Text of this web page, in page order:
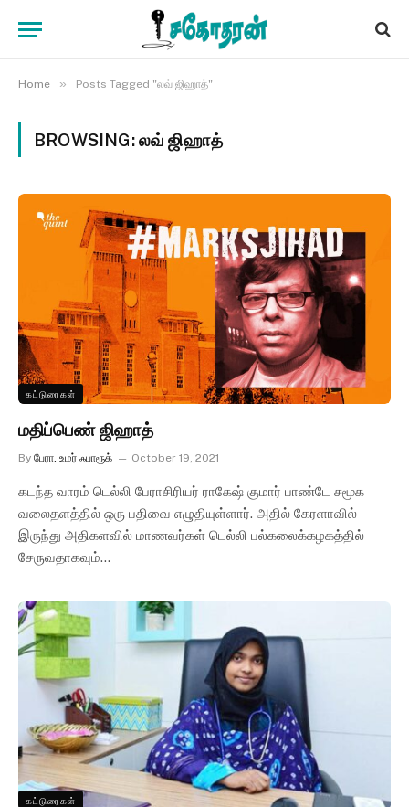
Home » Posts Tagged "லவ் ஜிஹாத்"
BROWSING:லவ் ஜிஹாத்
கட்டுரைகள்
மதிப்பெண் ஜிஹாத்
By பேரா. உமர் ஃபாரூக் October 19, 2021
கடந்த வாரம் டெல்லி பேராசிரியர் ராகேஷ் குமார் பாண்டே சமூக
வலைதளத்தில் ஒரு பதிவை எழுதியுள்ளார். அதில் கேரளாவில்
இருந்து அதிகளவில் மாணவர்கள் டெல்லி பல்கலைக்கழகத்தில்
சேருவதாகவும்…
கட்டுரைகள்